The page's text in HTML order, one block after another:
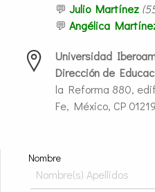
💬 Julio Martínez
💬 Angélica
Universidad
Dirección de
la Reforma 880,
Fe, México, CP
Nombre